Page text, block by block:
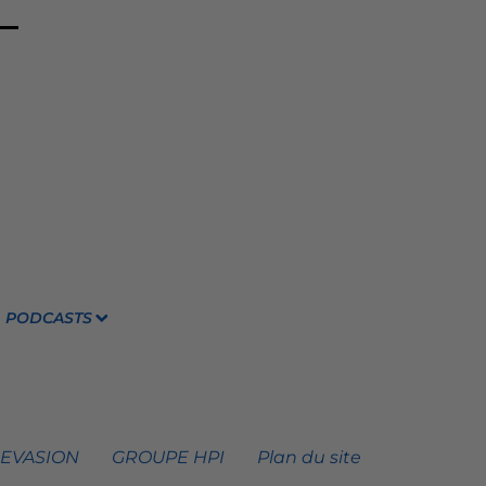
PODCASTS
GROUPE HPI Plan du site